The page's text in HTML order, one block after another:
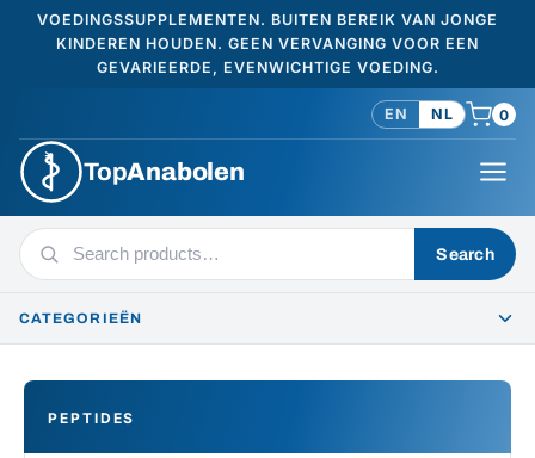
VOEDINGSSUPPLEMENTEN. BUITEN BEREIK VAN JONGE
KINDEREN HOUDEN. GEEN VERVANGING VOOR EEN
GEVARIEERDE, EVENWICHTIGE VOEDING.
TopAnabolen
EN NL 0
Search
products
Search
CATEGORIEËN
PEPTIDES